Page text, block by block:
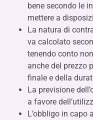
bene secondo le
mettere a
La natura di
va calcolato
tenendo conto
anche del prezzo
finale e della
La previsione
a favore
L’obbligo in capo